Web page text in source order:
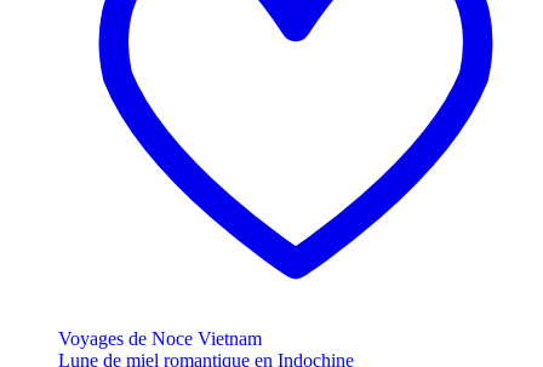
Voyages de Noce Vietnam
Lune de miel romantique en Indochine